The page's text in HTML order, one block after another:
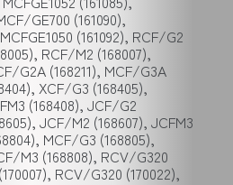
GE700 (161090),
(161092), RCF/G2
RCF/M2 (168007),
G2A (168211), MCF/G3A
XCF/G3 (168405),
(168408), JCF/G2
JCF/M2 (168607), JCFM3
MCF/G3 (168805),
M3 (168808), RCV/G320
RCV/G320 (170022),